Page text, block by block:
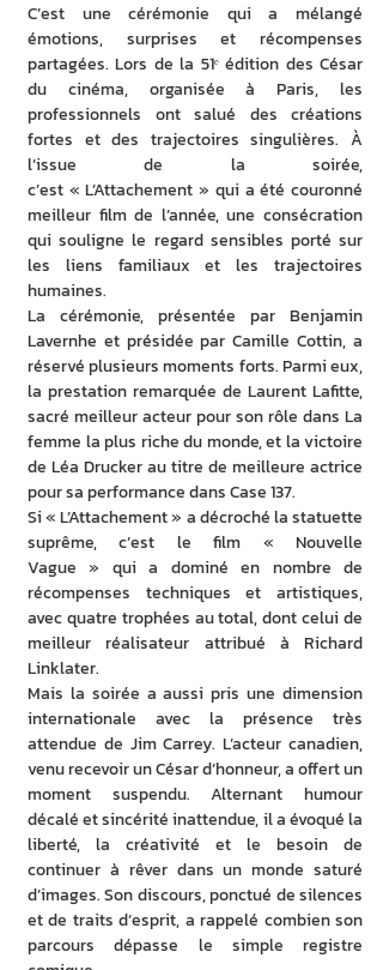
C’est une cérémonie qui a mélangé
émotions, surprises et récompenses
partagées. Lors de la 51ᵉ édition des César
du cinéma, organisée à Paris, les
professionnels ont salué des créations
fortes et des trajectoires singulières. À
l’issue de la soirée,
c’est « L’Attachement » qui a été couronné
meilleur film de l’année, une consécration
qui souligne le regard sensibles porté sur
les liens familiaux et les trajectoires
humaines.
La cérémonie, présentée par Benjamin
Lavernhe et présidée par Camille Cottin, a
réservé plusieurs moments forts. Parmi eux,
la prestation remarquée de Laurent Lafitte,
sacré meilleur acteur pour son rôle dans La
femme la plus riche du monde, et la victoire
de Léa Drucker au titre de meilleure actrice
pour sa performance dans Case 137.
Si « L’Attachement » a décroché la statuette
suprême, c’est le film « Nouvelle
Vague » qui a dominé en nombre de
récompenses techniques et artistiques,
avec quatre trophées au total, dont celui de
meilleur réalisateur attribué à Richard
Linklater.
Mais la soirée a aussi pris une dimension
internationale avec la présence très
attendue de Jim Carrey. L’acteur canadien,
venu recevoir un César d’honneur, a offert un
moment suspendu. Alternant humour
décalé et sincérité inattendue, il a évoqué la
liberté, la créativité et le besoin de
continuer à rêver dans un monde saturé
d’images. Son discours, ponctué de silences
et de traits d’esprit, a rappelé combien son
parcours dépasse le simple registre